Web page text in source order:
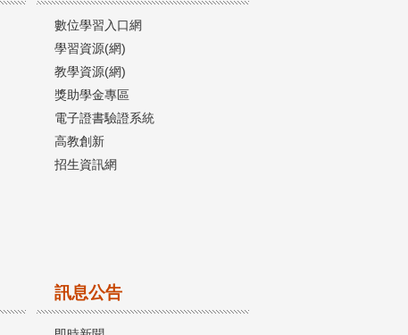
數位學習入口網
學習資源(網)
教學資源(網)
獎助學金專區
電子證書驗證系統
高教創新
招生資訊網
訊息公告